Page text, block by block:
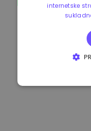
0.867648 €
internetske